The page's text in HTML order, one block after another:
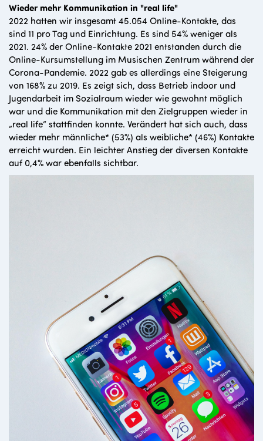
Wieder mehr Kommunikation in "real life"
2022 hatten wir insgesamt 45.054 Online-Kontakte, das
sind 11 pro Tag und Einrichtung. Es sind 54% weniger als
2021. 24% der Online-Kontakte 2021 entstanden durch die
Online-Kursumstellung im Musischen Zentrum während der
Corona-Pandemie. 2022 gab es allerdings eine Steigerung
von 168% zu 2019. Es zeigt sich, dass Betrieb indoor und
Jugendarbeit im Sozialraum wieder wie gewohnt möglich
war und die Kommunikation mit den Zielgruppen wieder in
„real life“ stattfinden konnte. Verändert hat sich auch, dass
wieder mehr männliche* (53%) als weibliche* (46%) Kontakte
erreicht wurden. Ein leichter Anstieg der diversen Kontakte
auf 0,4% war ebenfalls sichtbar.